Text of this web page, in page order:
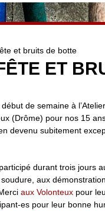
et bruits de botte
ET
de semaine à
(Drôme) pour nos 15
devenu subitement
durant trois jours
aux
aux Volonteux pour
es pour leur bonne